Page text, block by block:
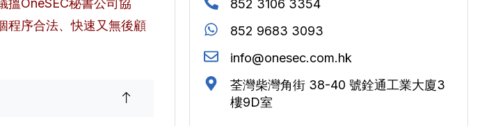
程序合法、快速又無後顧
852 3106 3354
852 9683 3093
info@onesec.com.hk
荃灣柴灣角街 38-40 號銓通工業大廈3
樓9D室